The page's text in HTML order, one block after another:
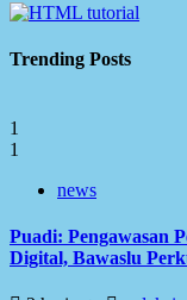
Trending Posts
1
1
news
Puadi: Pengawasan
Digital, Bawaslu